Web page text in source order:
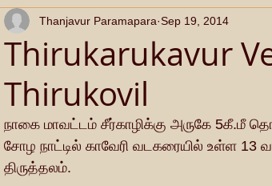
Thirukarukavur
Thirukovil
Thanjavur Paramapara Sep 19, 2014
நாகை மாவட்டம் சீர்காழிக்கு அருகே 5கீ.மீ
சோழ நாட்டில் காவேரி வடகரையில் உள்ள 13
திருத்தலம்.